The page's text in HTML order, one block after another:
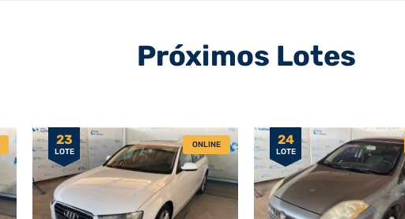
Próximos Lotes
23
LOTE
ONLINE 24
LOTE